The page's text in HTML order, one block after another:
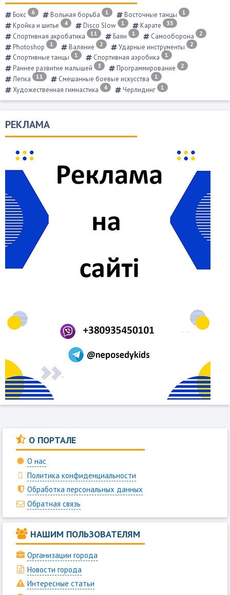
Бокс 6 Вольная борьба 1 Восточные танцы 1
Кройка и шитье 4 Disco Slow 1 Карате 35
Спортивная акробатика 11 Баян 1 Самооборона 2
Photoshop 1 Валяние 2 Ударные инструменты 2
Спортивные танцы 1 Спортивная аэробика 1
Раннее развитие малышей 3 Программирование 2
Лепка 11 Смешанные боевые искусства 1
Художественная гимнастика 4 Черлидинг 1
РЕКЛАМА
О ПОРТАЛЕ
О нас
Политика конфиденциальности
Обработка персональных данных
Обратная связь
НАШИМ ПОЛЬЗОВАТЕЛЯМ
Организации города
Новости города
Интересные статьи